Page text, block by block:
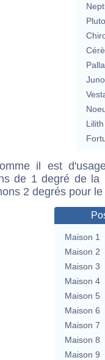
Lilith
il est
de 1 degré de la
2 degrés pour
Maison 1
Maison 2
Maison 3
Maison 4
Maison 5
Maison 6
Maison 7
Maison 8
Maison 9